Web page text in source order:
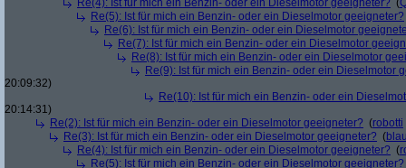
Re(4): Ist für mich ein Benzin- oder ein Dieselmotor geeigneter? (
Re(5): Ist für mich ein Benzin- oder ein Dieselmotor geeigneter?
Re(6): Ist für mich ein Benzin- oder ein Dieselmotor
Re(7): Ist für mich ein Benzin- oder ein Dieselmotor
Re(8): Ist für mich ein Benzin- oder ein Dieselmotor
Re(9): Ist für mich ein Benzin- oder ein Dieselmotor
20:09:32)
Re(10): Ist für mich ein Benzin- oder ein
20:14:31)
Re(2): Ist für mich ein Benzin- oder ein Dieselmotor geeigneter? (robotti
Re(3): Ist für mich ein Benzin- oder ein Dieselmotor geeigneter? (
Re(4): Ist für mich ein Benzin- oder ein Dieselmotor geeigneter? (
Re(5): Ist für mich ein Benzin- oder ein Dieselmotor geeigneter?